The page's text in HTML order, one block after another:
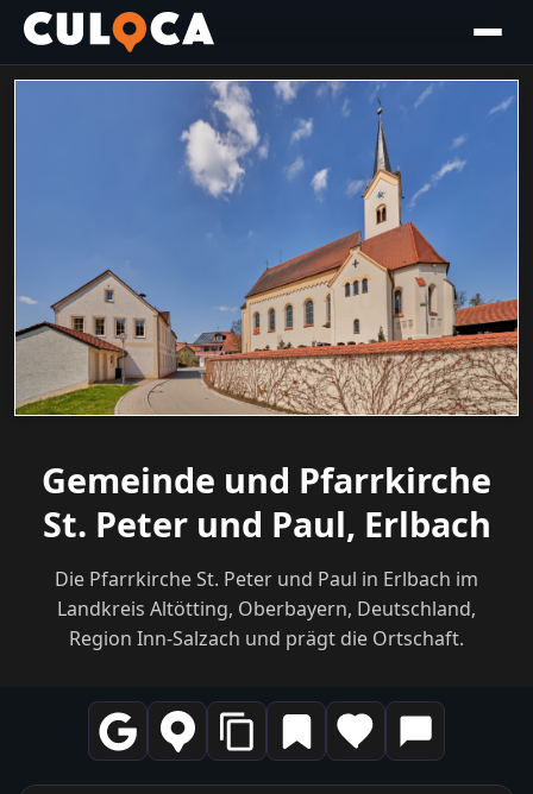
Gemeinde und Pfarrkirche
St. Peter und Paul, Erlbach
Die Pfarrkirche St. Peter und Paul in Erlbach im
Landkreis Altötting, Oberbayern, Deutschland,
Region Inn-Salzach und prägt die Ortschaft.